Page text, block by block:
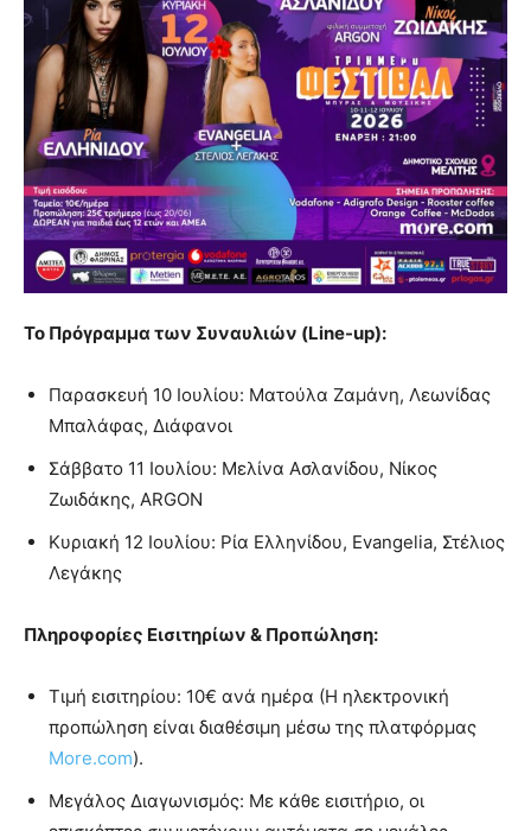
Το Πρόγραμμα των Συναυλιών (Line-up):
Παρασκευή 10 Ιουλίου: Ματούλα Ζαμάνη, Λεωνίδας
Μπαλάφας, Διάφανοι
Σάββατο 11 Ιουλίου: Μελίνα Ασλανίδου, Νίκος
Ζωιδάκης, ARGON
Κυριακή 12 Ιουλίου: Ρία Ελληνίδου, Evangelia, Στέλιος
Λεγάκης
Πληροφορίες Εισιτηρίων & Προπώληση:
Τιμή εισιτηρίου: 10€ ανά ημέρα (Η ηλεκτρονική
προπώληση είναι διαθέσιμη μέσω της πλατφόρμας
More.com).
Μεγάλος Διαγωνισμός: Με κάθε εισιτήριο, οι